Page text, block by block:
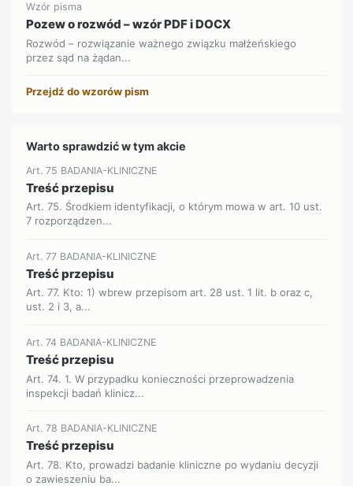
Wzór pisma
Pozew o rozwód – wzór PDF i DOCX
Rozwód – rozwiązanie ważnego związku małżeńskiego
przez sąd na żądan...
Przejdź do wzorów pism
Warto sprawdzić w tym akcie
Art. 75 BADANIA-KLINICZNE
Treść przepisu
Art. 75. Środkiem identyfikacji, o którym mowa w art. 10 ust.
7 rozporządzen...
Art. 77 BADANIA-KLINICZNE
Treść przepisu
Art. 77. Kto: 1) wbrew przepisom art. 28 ust. 1 lit. b oraz c,
ust. 2 i 3, a...
Art. 74 BADANIA-KLINICZNE
Treść przepisu
Art. 74. 1. W przypadku konieczności przeprowadzenia
inspekcji badań klinicz...
Art. 78 BADANIA-KLINICZNE
Treść przepisu
Art. 78. Kto, prowadzi badanie kliniczne po wydaniu decyzji
o zawieszeniu ba...